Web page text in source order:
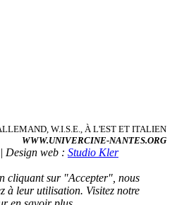
W.I.S.E., À L'EST ET ITALIEN
WWW.UNIVERCINE-NANTES.ORG
Design web : Studio Kler
cliquant sur "Accepter", nous
à leur utilisation. Visitez notre